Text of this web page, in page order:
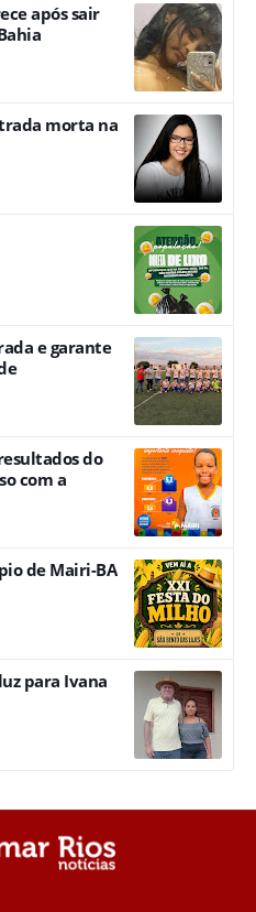
após sair
morta na
e garante
do
com a
de Mairi-BA
para Ivana